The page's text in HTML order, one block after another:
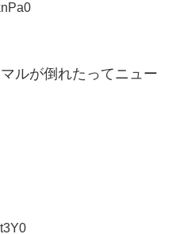
ルが倒れたってニュー